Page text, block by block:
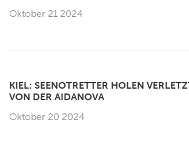
Oktober 21 2024
KIEL: SEENOTRETTER HOLEN
VON DER AIDANOVA
Oktober 20 2024